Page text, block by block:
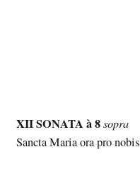
XII SONATA à 8sopra
Sancta Maria ora pro nobis